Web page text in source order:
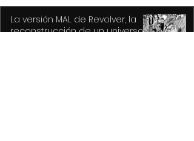
La versión MAL de Revolver, la
reconstrucción de un universo